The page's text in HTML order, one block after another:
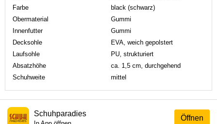
Farbe
black (schwarz)
Obermaterial
Gummi
Innenfutter
Gummi
Decksohle
EVA, weich gepolstert
Laufsohle
PU, strukturiert
Absatzhöhe
ca. 1,5 cm, durchgehend
Schuhweite
mittel
Öffnen
Schuhparadies